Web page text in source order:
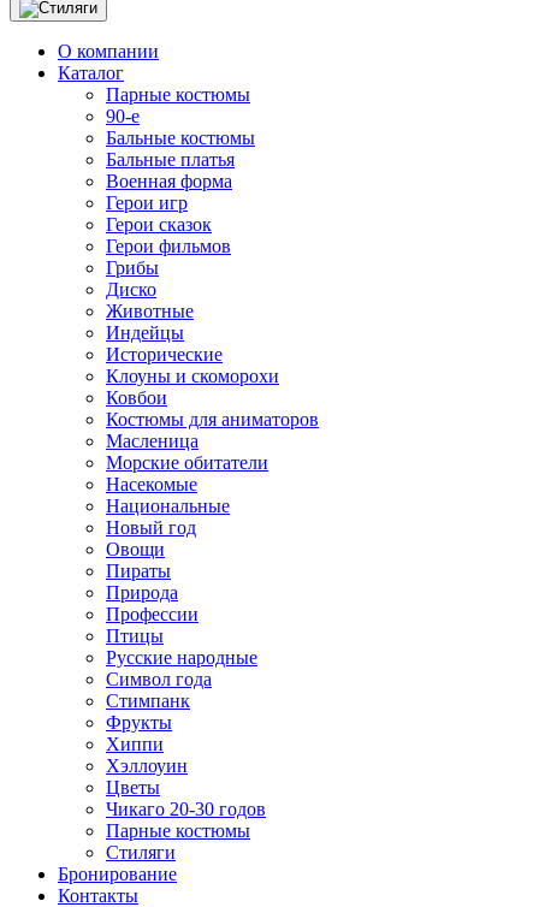
О компании
Каталог
Парные костюмы
90-е
Бальные костюмы
Бальные платья
Военная форма
Герои игр
Герои сказок
Герои фильмов
Грибы
Диско
Животные
Индейцы
Исторические
Клоуны и скоморохи
Ковбои
Костюмы для аниматоров
Масленица
Морские обитатели
Насекомые
Национальные
Новый год
Овощи
Пираты
Природа
Профессии
Птицы
Русские народные
Символ года
Стимпанк
Фрукты
Хиппи
Хэллоуин
Цветы
Чикаго 20-30 годов
Парные костюмы
Стиляги
Бронирование
Контакты